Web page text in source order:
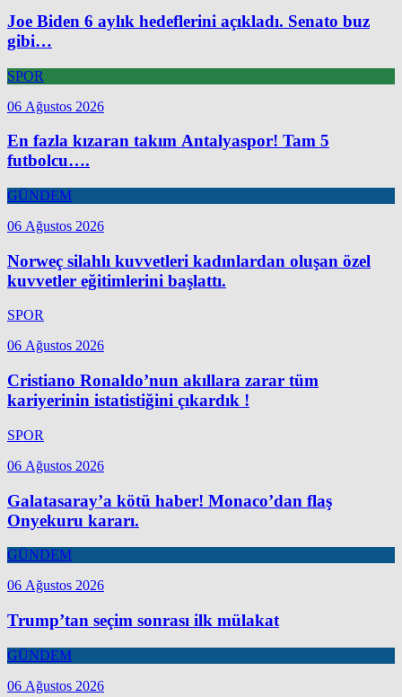
Joe Biden 6 aylık hedeflerini açıkladı. Senato buz
gibi…
SPOR
06 Ağustos 2026
En fazla kızaran takım Antalyaspor! Tam 5
futbolcu….
GÜNDEM
06 Ağustos 2026
Norweç silahlı kuvvetleri kadınlardan oluşan özel
kuvvetler eğitimlerini başlattı.
SPOR
06 Ağustos 2026
Cristiano Ronaldo’nun akıllara zarar tüm
kariyerinin istatistiğini çıkardık !
SPOR
06 Ağustos 2026
Galatasaray’a kötü haber! Monaco’dan flaş
Onyekuru kararı.
GÜNDEM
06 Ağustos 2026
Trump’tan seçim sonrası ilk mülakat
GÜNDEM
06 Ağustos 2026